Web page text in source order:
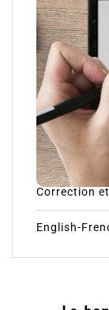
Correction
English-